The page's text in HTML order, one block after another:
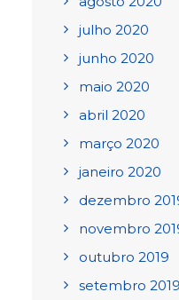
julho 2020
junho 2020
maio 2020
abril 2020
março 2020
janeiro 2020
dezembro
novembro
outubro 2019
setembro 2019